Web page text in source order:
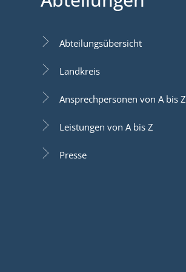
Abteilungsübersicht
Landkreis
Ansprechpersonen von A bis Z
Leistungen von A bis Z
Presse